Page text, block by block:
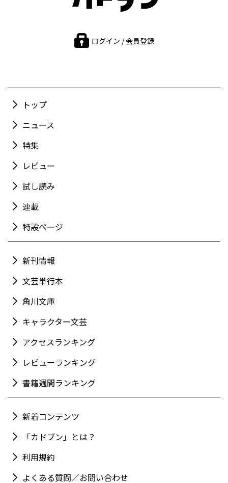
ログイン / 会員登録
トップ
ニュース
特集
レビュー
試し読み
連載
特設ページ
新刊情報
文芸単行本
角川文庫
キャラクター文芸
アクセスランキング
レビューランキング
書籍週間ランキング
新着コンテンツ
「カドブン」とは？
利用規約
よくある質問／お問い合わせ